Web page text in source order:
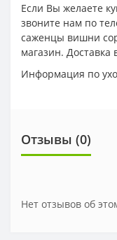
Если Вы желаете
звоните нам по
саженцы вишни
магазин.
Информация по
Отзывы (0)
Нет отзывов об